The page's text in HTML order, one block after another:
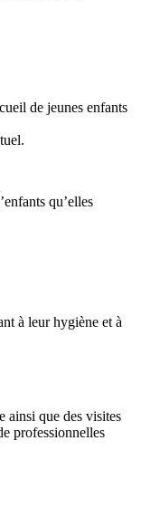
de jeunes enfants
qu’elles
à leur hygiène et à
ainsi que des visites
professionnelles